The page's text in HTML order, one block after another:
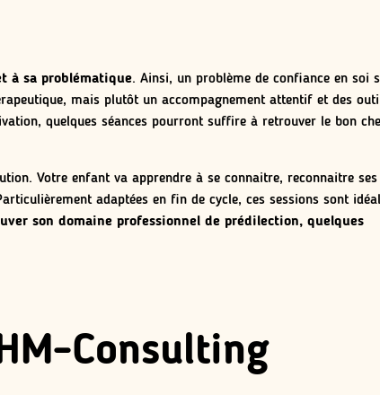
à sa problématique. Ainsi, un problème de confiance en soi
mais plutôt un accompagnement attentif et des
quelques séances pourront suffire à retrouver le bon
Votre enfant va apprendre à se connaitre, reconnaitre ses
adaptées en fin de cycle, ces sessions sont
son domaine professionnel de prédilection, quelques
Consulting